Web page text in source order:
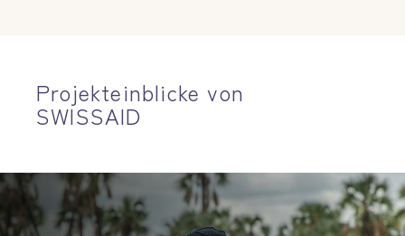
Projekteinblicke von
SWISSAID